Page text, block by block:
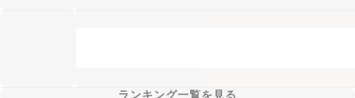
ランキング一覧を見る